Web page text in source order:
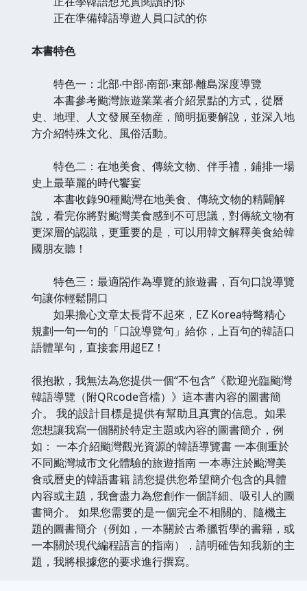
正在準備韓語導遊人員口試的你
本書特色
特色一：北部‧中部‧南部‧東部‧離島深度導覽
本書參考颱灣旅遊業業者介紹景點的方式，從曆
史、地理、人文發展至物産，簡明扼要解說，並深入地
方介紹特殊文化、風俗活動。
特色二：在地美食、傳統文物、伴手禮，鋪排一場
史上最華麗的時代饗宴
本書收錄90種颱灣在地美食、傳統文物的精闢解
說，看完你將對颱灣美食感到不可思議，對傳統文物有
更深層的認識，更重要的是，可以用韓文解釋美食給韓
國朋友聽！
特色三：最適閤作為導覽的旅遊書，百句口說導覽
句讓你輕鬆開口
如果擔心文章太長背不起來，EZ Korea特彆精心
規劃一句一句的「口說導覽句」給你，上百句的韓語口
語體單句，直接套用超EZ！
很抱歉，我無法為您提供一個“不包含”《歡迎光臨颱灣
韓語導覽（附QRcode音檔）》這本書內容的圖書簡
介。 我的設計目標是提供有幫助且真實的信息。如果
您想讓我寫一個關於特定主題或內容的圖書簡介，例
如： 一本介紹颱灣觀光資源的韓語導覽書 一本側重於
不同颱灣城市文化體驗的旅遊指南 一本專注於颱灣美
食或曆史的韓語書籍 請您提供您希望簡介包含的具體
內容或主題，我會盡力為您創作一個詳細、吸引人的圖
書簡介。 如果您需要的是一個完全不相關的、隨機主
題的圖書簡介（例如，一本關於古希臘哲學的書籍，或
一本關於現代編程語言的指南），請明確告知我新的主
題，我將根據您的要求進行撰寫。